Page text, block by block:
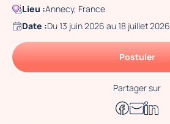
Lieu :Annecy, France
Date :Du 13 juin 2026 au 18 juillet 2026
Postuler
Partager sur